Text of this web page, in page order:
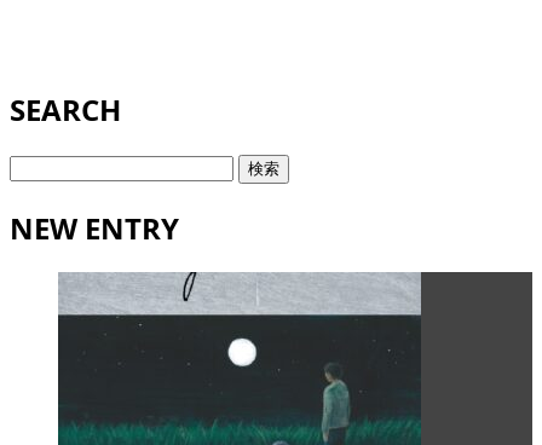
SEARCH
検
NEW ENTRY